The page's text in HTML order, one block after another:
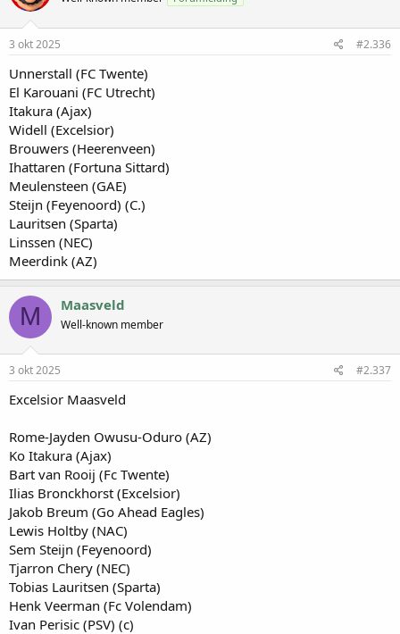
3 okt 2025 #2.336
Unnerstall (FC Twente)
El Karouani (FC Utrecht)
Itakura (Ajax)
Widell (Excelsior)
Brouwers (Heerenveen)
Ihattaren (Fortuna Sittard)
Meulensteen (GAE)
Steijn (Feyenoord) (C.)
Lauritsen (Sparta)
Linssen (NEC)
Meerdink (AZ)
M Maasveld
Well-known member
3 okt 2025 #2.337
Excelsior Maasveld
Rome-Jayden Owusu-Oduro (AZ)
Ko Itakura (Ajax)
Bart van Rooij (Fc Twente)
Ilias Bronckhorst (Excelsior)
Jakob Breum (Go Ahead Eagles)
Lewis Holtby (NAC)
Sem Steijn (Feyenoord)
Tjarron Chery (NEC)
Tobias Lauritsen (Sparta)
Henk Veerman (Fc Volendam)
Ivan Perisic (PSV) (c)